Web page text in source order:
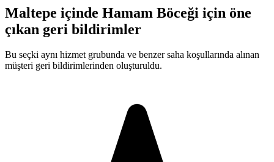
Maltepe içinde Hamam Böceği için öne
çıkan geri bildirimler
Bu seçki aynı hizmet grubunda ve benzer saha koşullarında alınan
müşteri geri bildirimlerinden oluşturuldu.